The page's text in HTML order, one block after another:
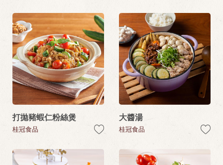
打拋豬蝦仁粉絲煲
桂冠食品
大醬湯
桂冠食品